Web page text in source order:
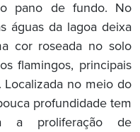
pano de fundo. No
águas da lagoa deixa
cor roseada no solo
flamingos, principais
Localizada no meio do
profundidade tem
a proliferação de